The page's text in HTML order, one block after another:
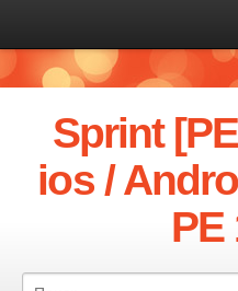
Sprint
ios /
PE